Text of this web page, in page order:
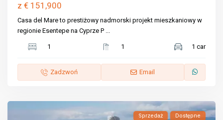
z € 151,900
Casa del Mare to prestiżowy nadmorski projekt mieszkaniowy w
regionie Esentepe na Cyprze P ...
1 1 1 car
Zadzwoń Email
Sprzedaż Dostępne